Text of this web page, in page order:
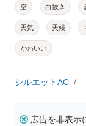
空 白抜き
天気 天候
かわいい
シルエットAC
広告を非表示